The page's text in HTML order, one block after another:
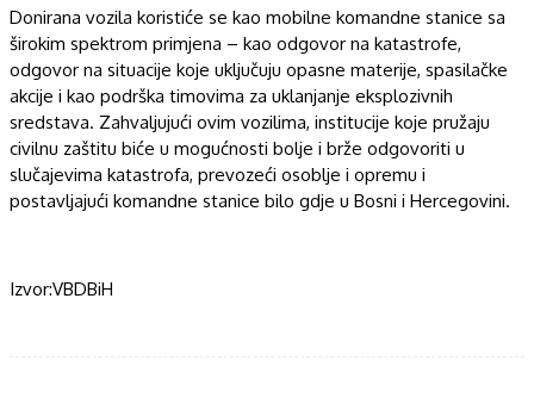
Donirana vozila koristiće se kao mobilne komandne stanice sa
širokim spektrom primjena – kao odgovor na katastrofe,
odgovor na situacije koje uključuju opasne materije, spasilačke
akcije i kao podrška timovima za uklanjanje eksplozivnih
sredstava. Zahvaljujući ovim vozilima, institucije koje pružaju
civilnu zaštitu biće u mogućnosti bolje i brže odgovoriti u
slučajevima katastrofa, prevozeći osoblje i opremu i
postavljajući komandne stanice bilo gdje u Bosni i Hercegovini.
Izvor:VBDBiH